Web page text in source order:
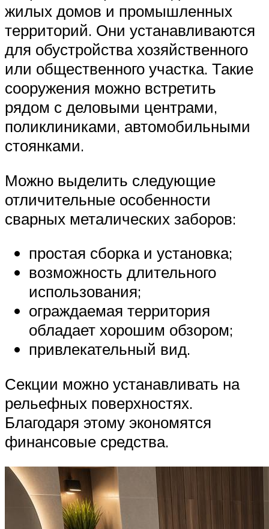
жилых домов и промышленных
территорий. Они устанавливаются
для обустройства хозяйственного
или общественного участка. Такие
сооружения можно встретить
рядом с деловыми центрами,
поликлиниками, автомобильными
стоянками.
Можно выделить следующие
отличительные особенности
сварных металических заборов:
простая сборка и установка;
возможность длительного
использования;
ограждаемая территория
обладает хорошим обзором;
привлекательный вид.
Секции можно устанавливать на
рельефных поверхностях.
Благодаря этому экономятся
финансовые средства.